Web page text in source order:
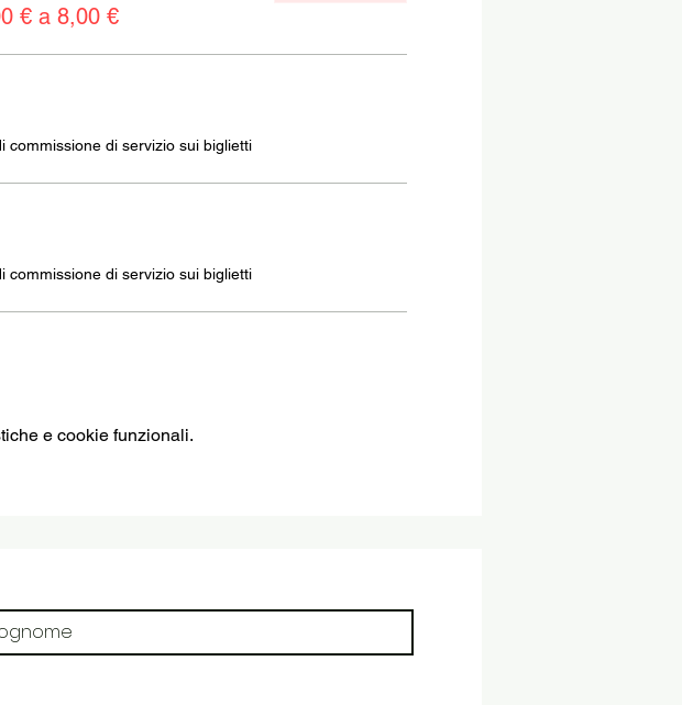
€ a 8,00 €
commissione di servizio sui biglietti
commissione di servizio sui biglietti
e cookie funzionali.